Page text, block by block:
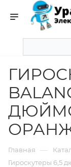
Главная —
Гироскутеры 6,5